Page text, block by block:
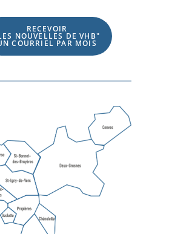
RECEVOIR
NOUVELLES DE VHB"
COURRIEL PAR MOIS